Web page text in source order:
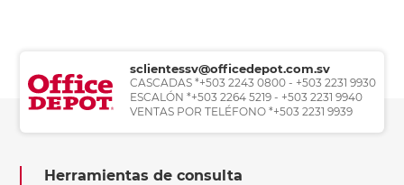
sclientessv@officedepot.com.sv
CASCADAS *+503 2243 0800 - +503 2231 9930
ESCALÓN *+503 2264 5219 - +503 2231 9940
VENTAS POR TELÉFONO *+503 2231 9939
Herramientas de consulta